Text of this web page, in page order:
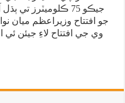
جيڪو 75 ڪلوميٽرز
جو افتتاح وزيراعظم ميان
وي جي افتتاح لاءِ جيئن